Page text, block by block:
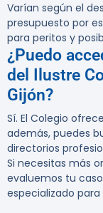
Varían según el
presupuesto por
para peritos y
¿Puedo
del Ilustre
Gijón?
Sí. El Colegio
además, puedes
directorios
Si necesitas más
evaluemos tu
especializado